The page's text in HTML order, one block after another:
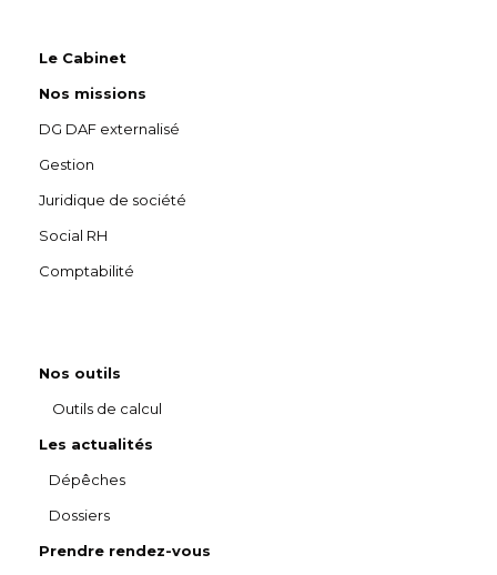
Le Cabinet
Nos missions
DG DAF externalisé
Gestion
Juridique de société
Social RH
Comptabilité
Nos outils
Outils de calcul
Les actualités
Dépêches
Dossiers
Prendre rendez-vous